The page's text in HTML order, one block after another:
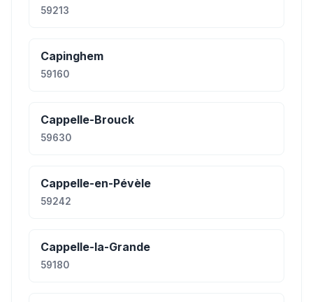
59213
Capinghem
59160
Cappelle-Brouck
59630
Cappelle-en-Pévèle
59242
Cappelle-la-Grande
59180